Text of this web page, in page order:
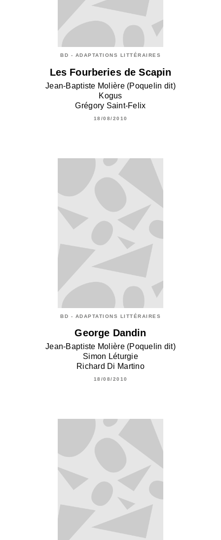
BD - ADAPTATIONS LITTÉRAIRES
Les Fourberies de Scapin
Jean-Baptiste Molière (Poquelin dit)
Kogus
Grégory Saint-Felix
18/08/2010
BD - ADAPTATIONS LITTÉRAIRES
George Dandin
Jean-Baptiste Molière (Poquelin dit)
Simon Léturgie
Richard Di Martino
18/08/2010